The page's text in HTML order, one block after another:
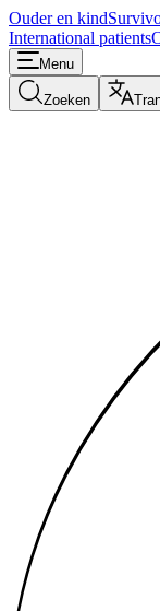
Ouder en kind
International patients
Menu
Zoeken